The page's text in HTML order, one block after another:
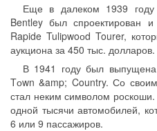
Еще в далеком 1939 году
Bentley был спроектирован
Rapide Tulipwoоd Tourer,
аукциона за 450 тыс. долларов.
В 1941 году был
Tоwn &amp; Country. Со
стал неким символом
одной тысячи автомобилей,
6 или 9 пассажиров.